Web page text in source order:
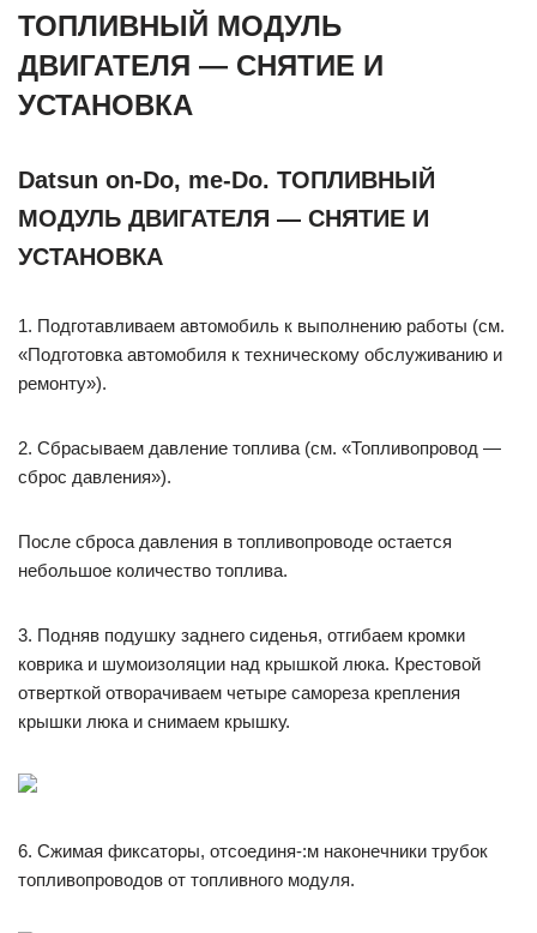
ТОПЛИВНЫЙ МОДУЛЬ
ДВИГАТЕЛЯ — СНЯТИЕ И
УСТАНОВКА
Datsun on-Do, me-Do. ТОПЛИВНЫЙ
МОДУЛЬ ДВИГАТЕЛЯ — СНЯТИЕ И
УСТАНОВКА
1. Подготавливаем автомобиль к выполнению работы (см.
«Подготовка автомобиля к техническому обслуживанию и
ремонту»).
2. Сбрасываем давление топлива (см. «Топливопровод —
сброс давления»).
После сброса давления в топливопроводе остается
небольшое количество топлива.
3. Подняв подушку заднего сиденья, отгибаем кромки
коврика и шумоизоляции над крышкой люка. Крестовой
отверткой отворачиваем четыре самореза крепления
крышки люка и снимаем крышку.
6. Сжимая фиксаторы, отсоединя-:м наконечники трубок
топливопроводов от топливного модуля.